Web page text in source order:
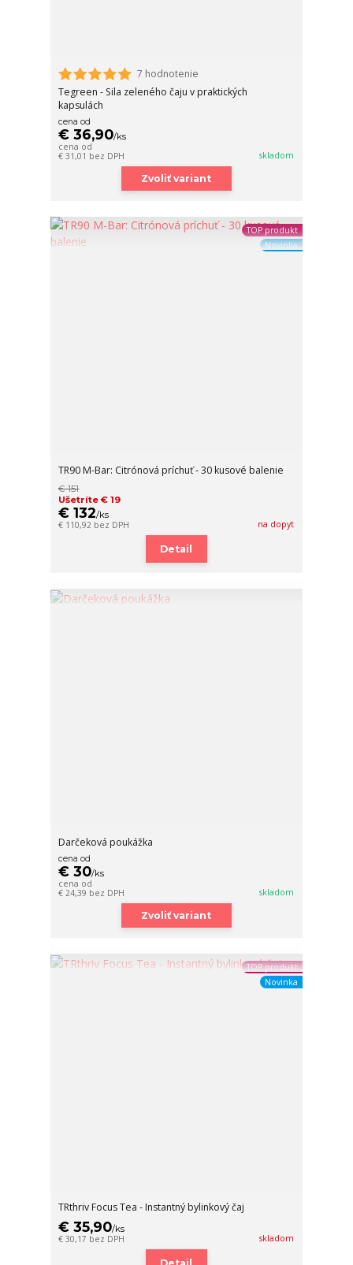
7 hodnotenie
Tegreen - Sila zeleného čaju v praktických
kapsulách
cena od
€ 36,90/ks
cena od
€ 31,01 bez DPH skladom
Zvoliť variant
TOP produkt
Novinka
TR90 M-Bar: Citrónová príchuť - 30 kusové balenie
€ 151
Ušetríte € 19
€ 132/ks
€ 110,92 bez DPH na dopyt
Detail
Darčeková poukážka
cena od
€ 30/ks
cena od
€ 24,39 bez DPH skladom
Zvoliť variant
TOP produkt
Novinka
TRthriv Focus Tea - Instantný bylinkový čaj
€ 35,90/ks
€ 30,17 bez DPH skladom